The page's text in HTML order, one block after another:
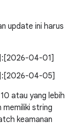
update ini harus
04-01]
04-05]
atau yang lebih
string
keamanan